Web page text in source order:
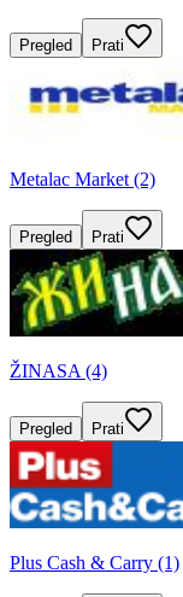
Pregled Prati
Metalac Market (2)
Pregled Prati
ŽINASA (4)
Pregled Prati
Plus Cash & Carry (1)